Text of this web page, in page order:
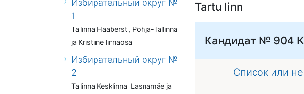
Избирательный округ №
1
Tallinna Haabersti, Põhja-Tallinna
ja Kristiine linnaosa
Избирательный округ №
2
Tallinna Kesklinna, Lasnamäe ja
Tartu linn
Кандидат № 904
Список или